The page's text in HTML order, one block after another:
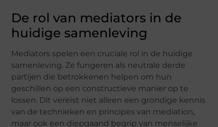
De rol van mediators in de
huidige samenleving
Mediators spelen een cruciale rol in de huidige
samenleving. Ze fungeren als neutrale derde
partijen die betrokkenen helpen om hun
geschillen op een constructieve manier op te
lossen. Dit vereist niet alleen een grondige kennis
van de technieken en principes van mediation,
maar ook een diepgaand begrip van menselijke